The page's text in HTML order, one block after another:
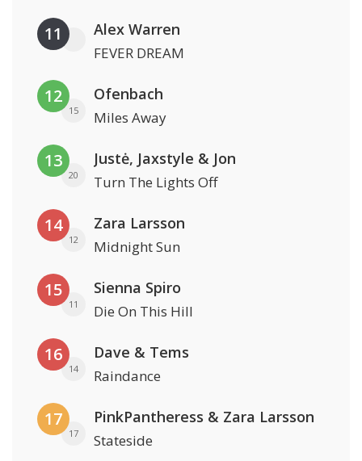
11 Alex Warren
FEVER DREAM
12
15
Ofenbach
Miles Away
13
20
Justė, Jaxstyle & Jon
Turn The Lights Off
14
12
Zara Larsson
Midnight Sun
15
11
Sienna Spiro
Die On This Hill
16
14
Dave & Tems
Raindance
17
17
PinkPantheress & Zara Larsson
Stateside